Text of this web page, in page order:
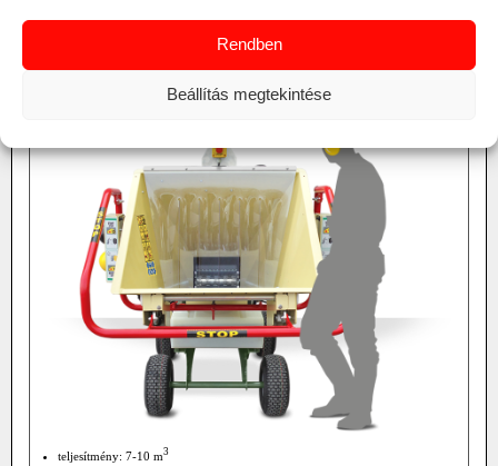
Rendben
Beállítás megtekintése
NEGRI BIO R240 ÁGAPRÍTÓ
teljesítmény: 7-10 m3